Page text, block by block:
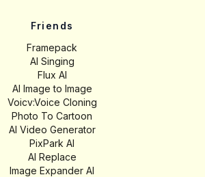
Friends
Framepack
AI Singing
Flux AI
AI Image to Image
Voicv:Voice Cloning
Photo To Cartoon
AI Video Generator
PixPark AI
AI Replace
Image Expander AI